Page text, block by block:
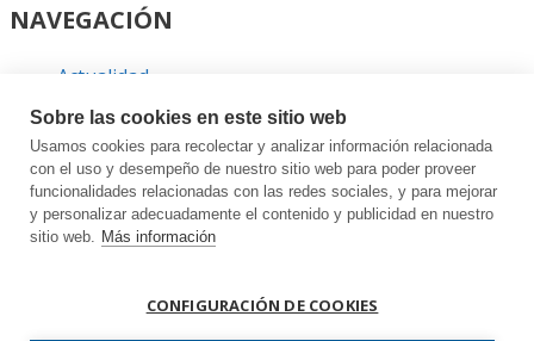
NAVEGACIÓN
Actualidad
Podcast
Entrevistas
Eventos
ENLACES
Política de privacidad
Sobre las cookies en este sitio web
Usamos cookies para recolectar y analizar información relacionada
con el uso y desempeño de nuestro sitio web para poder proveer
funcionalidades relacionadas con las redes sociales, y para mejorar
y personalizar adecuadamente el contenido y publicidad en nuestro
sitio web. Más información
CONFIGURACIÓN DE COOKIES